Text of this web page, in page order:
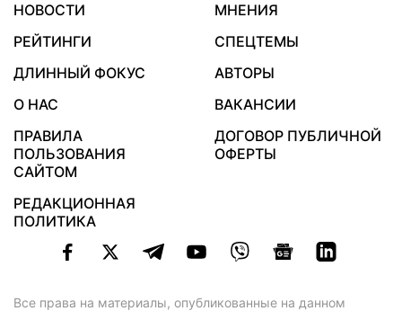
НОВОСТИ
МНЕНИЯ
РЕЙТИНГИ
СПЕЦТЕМЫ
ДЛИННЫЙ ФОКУС
АВТОРЫ
О НАС
ВАКАНСИИ
ПРАВИЛА
ПОЛЬЗОВАНИЯ
САЙТОМ
ДОГОВОР ПУБЛИЧНОЙ
ОФЕРТЫ
РЕДАКЦИОННАЯ
ПОЛИТИКА
Все права на материалы, опубликованные на данном